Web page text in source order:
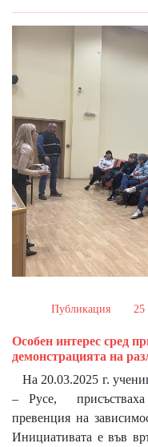
Публикация
Особен интерес сред
демонстрацията на
На 20.03.2025 г.
– Русе,
превенция на
Инициативата е във